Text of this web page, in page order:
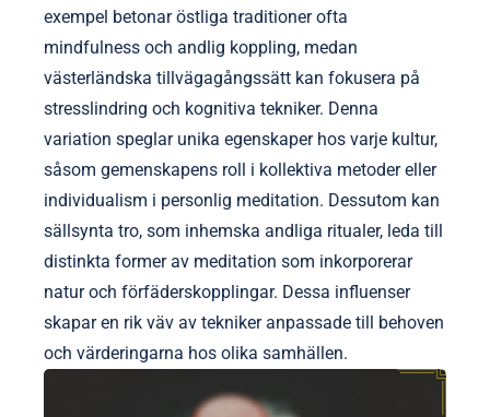
exempel betonar östliga traditioner ofta
mindfulness och andlig koppling, medan
västerländska tillvägagångssätt kan fokusera på
stresslindring och kognitiva tekniker. Denna
variation speglar unika egenskaper hos varje kultur,
såsom gemenskapens roll i kollektiva metoder eller
individualism i personlig meditation. Dessutom kan
sällsynta tro, som inhemska andliga ritualer, leda till
distinkta former av meditation som inkorporerar
natur och förfäderskopplingar. Dessa influenser
skapar en rik väv av tekniker anpassade till behoven
och värderingarna hos olika samhällen.